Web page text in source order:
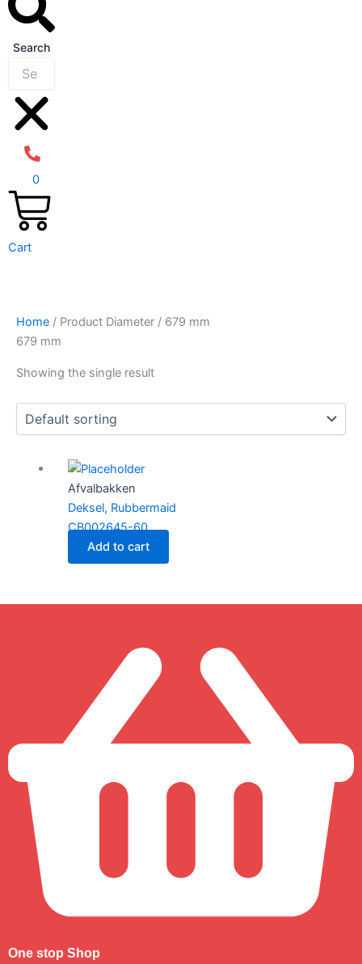
Search
0
Cart
Home / Product Diameter / 679 mm
679 mm
Showing the single result
Afvalbakken
Deksel, Rubbermaid
CB002645-60
Add to cart
One stop Shop